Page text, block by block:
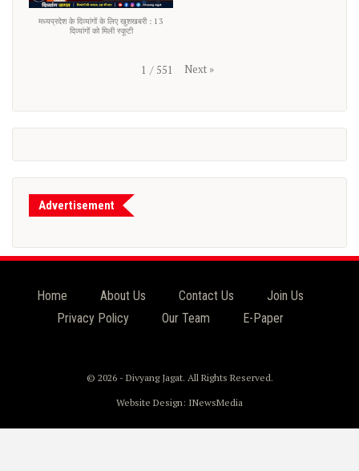
मध्यप्रदेश के दिव्यांगों के लिए खुशखबरी : 13
दिव्यांगों को मिली स्कूटी
1 / 551 Next »
Advertisement
Home About Us Contact Us
Join Us
Privacy Policy
Our Team E-Paper
© 2026 - Divyang Jagat. All Rights Reserved.
Website Design: INewsMedia